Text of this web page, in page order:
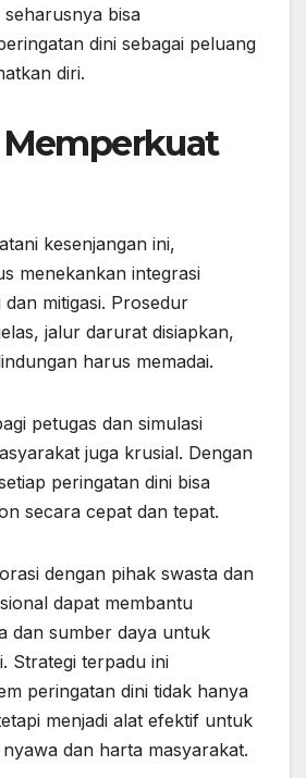
bisa
dini sebagai peluang
diri.
kesenjangan ini,
menekankan integrasi
mitigasi. Prosedur
jalur darurat disiapkan,
harus memadai.
petugas dan simulasi
juga krusial. Dengan
peringatan dini bisa
secara cepat dan tepat.
dengan pihak swasta dan
dapat membantu
dan sumber daya untuk
Strategi terpadu ini
peringatan dini tidak hanya
menjadi alat efektif untuk
dan harta masyarakat.